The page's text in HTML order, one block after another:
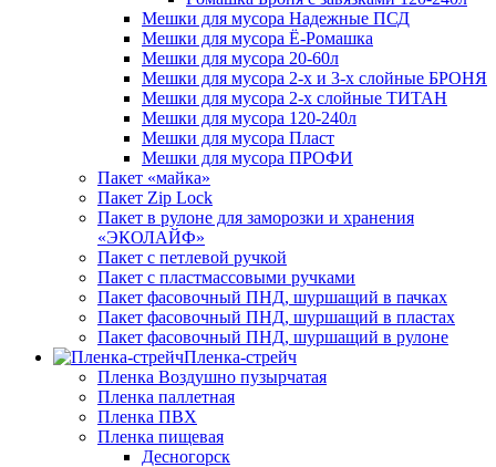
Мешки для мусора Надежные ПСД
Мешки для мусора Ё-Ромашка
Мешки для мусора 20-60л
Мешки для мусора 2-х и 3-х слойные БРОНЯ
Мешки для мусора 2-х слойные ТИТАН
Мешки для мусора 120-240л
Мешки для мусора Пласт
Мешки для мусора ПРОФИ
Пакет «майка»
Пакет Zip Lock
Пакет в рулоне для заморозки и хранения
«ЭКОЛАЙФ»
Пакет с петлевой ручкой
Пакет с пластмассовыми ручками
Пакет фасовочный ПНД, шуршащий в пачках
Пакет фасовочный ПНД, шуршащий в пластах
Пакет фасовочный ПНД, шуршащий в рулоне
Пленка-стрейч
Пленка Воздушно пузырчатая
Пленка паллетная
Пленка ПВХ
Пленка пищевая
Десногорск